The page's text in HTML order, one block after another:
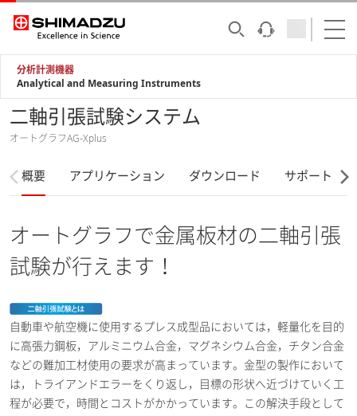
分析計測機器
Analytical and Measuring Instruments
二軸引張試験システム
オートグラフAG-Xplus
概要 アプリケーション ダウンロード サポート
オートグラフで金属板材の二軸引張
試験が行えます！
自動車や航空機に使用するプレス成型品においては，軽量化を目的
に高張力鋼板，アルミニウム合金，マグネシウム合金，チタン合金
などの難加工材使用の要求が高まっています。金型の製作において
は，トライアンドエラーをくり返し，目標の形状へ近づけていく工
程が必要で，時間とコストがかかっています。この解決手段として